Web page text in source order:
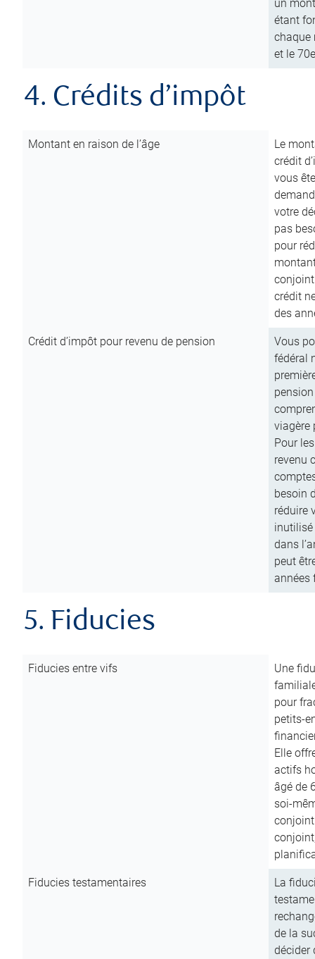
un
étant
chaque
et le
4. Crédits d’impôt
Montant en raison de l’âge
Le
crédit
vous
votre
pas
pour
conjoint
crédit
des
Crédit d’impôt pour revenu de pension
Vous
fédéral
viagère
Pour
revenu
besoin
réduire
inutilisé
dans
peut
années
5. Fiducies
Fiducies entre vifs
Une
pour
petits-
Elle
actifs
âgé de
soi-
Fiducies testamentaires
La
de la
décider